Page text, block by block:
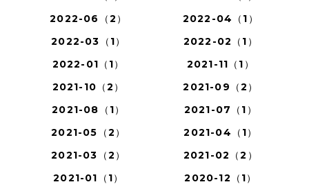
2022-06（2）
2022-04（1）
2022-03（1）
2022-02（1）
2022-01（1）
2021-11（1）
2021-10（2）
2021-09（2）
2021-08（1）
2021-07（1）
2021-05（2）
2021-04（1）
2021-03（2）
2021-02（2）
2021-01（1）
2020-12（1）